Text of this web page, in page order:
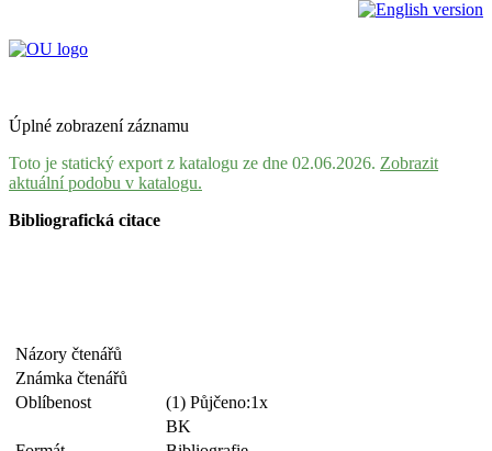
Úplné zobrazení záznamu
Toto je statický export z katalogu ze dne 02.06.2026. Zobrazit
aktuální podobu v katalogu.
Bibliografická citace
Názory čtenářů
Známka čtenářů
Oblíbenost
(1) Půjčeno:1x
BK